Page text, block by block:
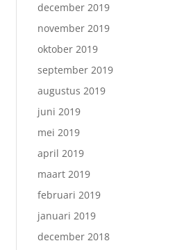
december 2019
november 2019
oktober 2019
september 2019
augustus 2019
juni 2019
mei 2019
april 2019
maart 2019
februari 2019
januari 2019
december 2018